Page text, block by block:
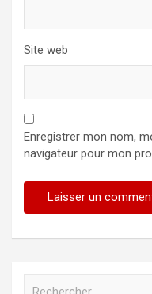
Site web
Enregistrer mon nom,
navigateur pour mon